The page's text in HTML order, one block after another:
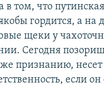
в том, что
гордится, а на
щеки у
Сегодня
признанию, несет
если